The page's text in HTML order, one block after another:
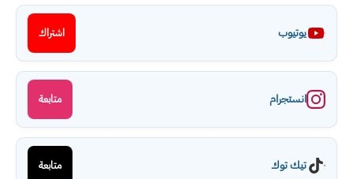
يوتيوب اشتراك
انستجرام متابعة
تيك توك متابعة